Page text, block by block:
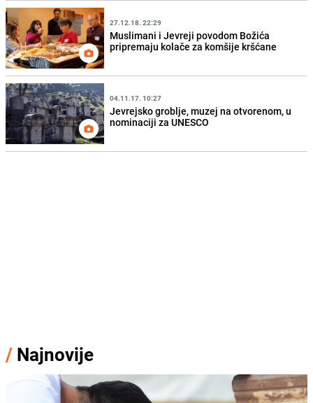
27.12.18. 22:29
Muslimani i Jevreji povodom Božića
pripremaju kolače za komšije kršćane
04.11.17. 10:27
Jevrejsko groblje, muzej na otvorenom, u
nominaciji za UNESCO
/ Najnovije